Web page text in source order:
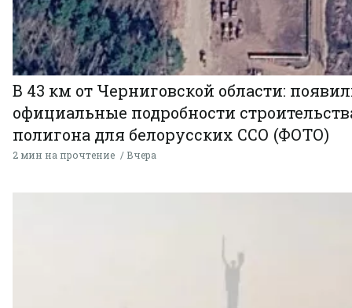
В 43 км от Черниговской области:
официальные подробности
полигона для белорусских ССО (ФОТО)
2 мин на прочтение Вчера